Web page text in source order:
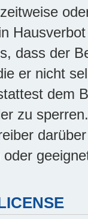
dass der
er nicht
dem
zu sperren.